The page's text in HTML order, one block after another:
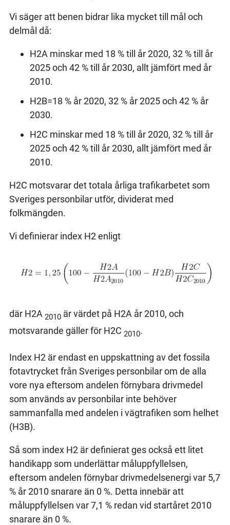
Vi säger att benen bidrar lika mycket till mål och
delmål då:
H2A minskar med 18 % till år 2020, 32 % till år
2025 och 42 % till år 2030, allt jämfört med år
2010.
H2B=18 % år 2020, 32 % år 2025 och 42 % år
2030.
H2C minskar med 18 % till år 2020, 32 % till år
2025 och 42 % till år 2030, allt jämfört med år
2010.
H2C motsvarar det totala årliga trafikarbetet som
Sveriges personbilar utför, dividerat med
folkmängden.
Vi definierar index H2 enligt
där H2A 2010är värdet på H2A år 2010, och
motsvarande gäller för H2C 2010.
Index H2 är endast en uppskattning av det fossila
fotavtrycket från Sveriges personbilar om de alla
vore nya eftersom andelen förnybara drivmedel
som används av personbilar inte behöver
sammanfalla med andelen i vägtrafiken som helhet
(H3B).
Så som index H2 är definierat ges också ett litet
handikapp som underlättar måluppfyllelsen,
eftersom andelen förnybar drivmedelsenergi var 5,7
% år 2010 snarare än 0 %. Detta innebär att
måluppfyllelsen var 7,1 % redan vid startåret 2010
snarare än 0 %.